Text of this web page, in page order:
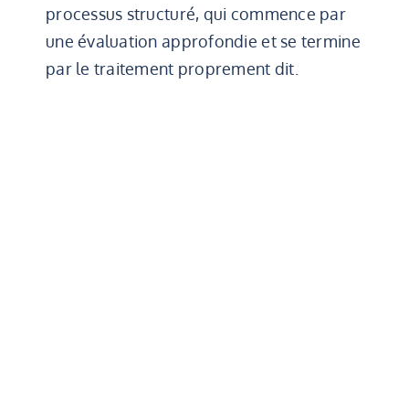
processus structuré, qui commence par
une évaluation approfondie et se termine
par le traitement proprement dit.